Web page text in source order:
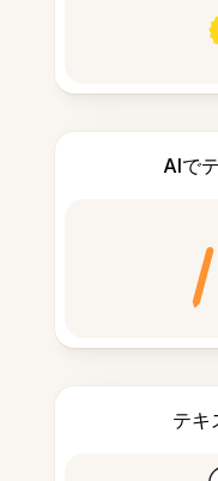
AIで
テキ